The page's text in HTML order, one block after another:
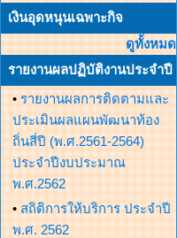
เงินอุดหนุนเฉพาะกิจ
ดูทั้งหมด
รายงานผลปฏิบัติงานประจำปี
• รายงานผลการติดตามและ
ประเมินผลแผนพัฒนาท้อง
ถิ่นสี่ปี (พ.ศ.2561-2564)
ประจำปีงบประมาณ
พ.ศ.2562
• สถิติการให้บริการ ประจำปี
พ.ศ. 2562